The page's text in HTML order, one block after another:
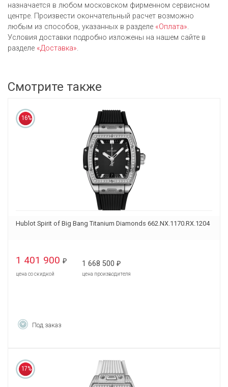
назначается в любом московском фирменном сервисном
центре. Произвести окончательный расчет возможно
любым из cпособов, указанных в разделе «Оплата».
Условия доставки подробно изложены на нашем сайте в
разделе «Доставка».
Смотрите также
16%
Hublot Spirit of Big Bang Titanium Diamonds 662.NX.1170.RX.1204
1 401 900 ₽
цена со скидкой
1 668 500 ₽
цена производителя
Под заказ
17%